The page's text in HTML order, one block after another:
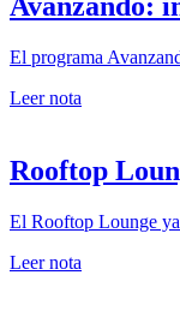
El programa
Leer nota
Rooftop
El Rooftop Lounge
Leer nota